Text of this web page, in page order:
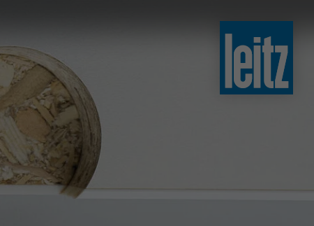
english
türkçe
english
tiếng việt
中文